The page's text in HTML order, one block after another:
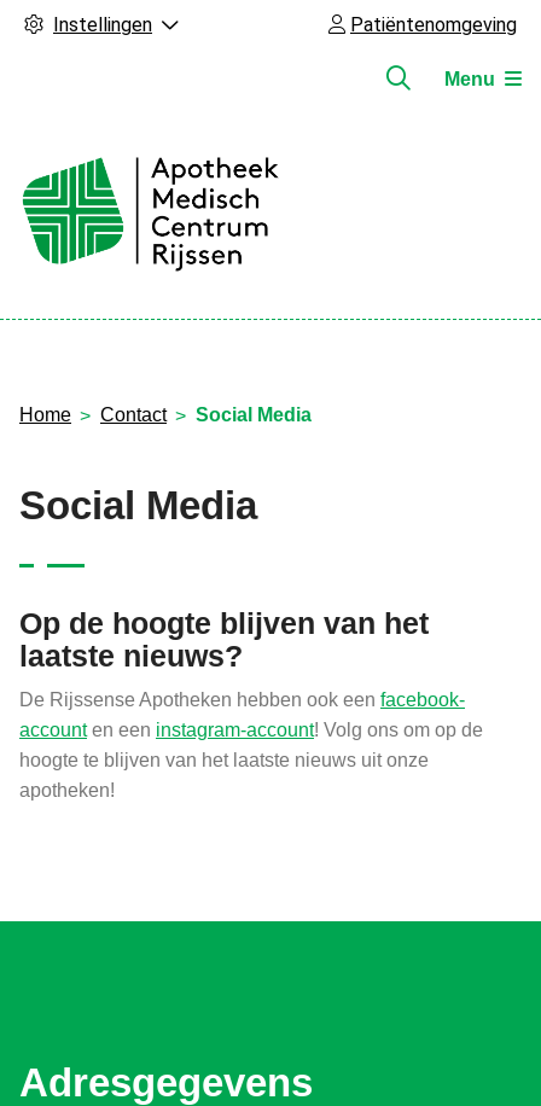
Instellingen Patiëntenomgeving
Menu
Home Contact Social Media
Social Media
Op de hoogte blijven van het
laatste nieuws?
De Rijssense Apotheken hebben ook een facebook-
accounten een instagram-account! Volg ons om op de
hoogte te blijven van het laatste nieuws uit onze
apotheken!
Adresgegevens